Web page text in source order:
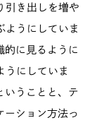
引き出しを増や
ようにしていま
的に見るように
うにしていま
いうことと、テ
ーション方法っ